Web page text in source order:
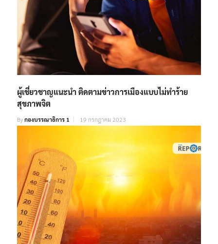
ผู้เชี่ยวชาญแนะนำ ติดตามข่าวการเมืองแบบไม่ทำร้าย
สุขภาพจิต
Byกองบรรณาธิการ 1 19 กรกฎาคม 2023